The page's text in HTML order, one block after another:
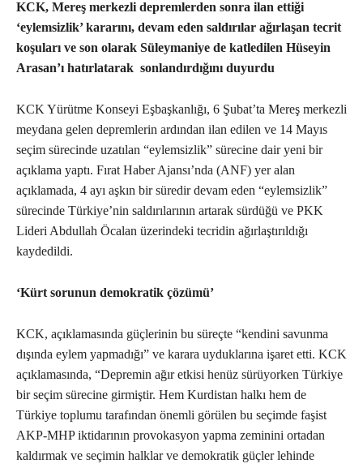
KCK, Mereş merkezli depremlerden sonra ilan ettiği
‘eylemsizlik’ kararını, devam eden saldırılar ağırlaşan tecrit
koşuları ve son olarak Süleymaniye de katledilen Hüseyin
Arasan’ı hatırlatarak sonlandırdığını duyurdu
KCK Yürütme Konseyi Eşbaşkanlığı, 6 Şubat’ta Mereş merkezli
meydana gelen depremlerin ardından ilan edilen ve 14 Mayıs
seçim sürecinde uzatılan “eylemsizlik” sürecine dair yeni bir
açıklama yaptı. Fırat Haber Ajansı’nda (ANF) yer alan
açıklamada, 4 ayı aşkın bir süredir devam eden “eylemsizlik”
sürecinde Türkiye’nin saldırılarının artarak sürdüğü ve PKK
Lideri Abdullah Öcalan üzerindeki tecridin ağırlaştırıldığı
kaydedildi.
‘Kürt sorunun demokratik çözümü’
KCK, açıklamasında güçlerinin bu süreçte “kendini savunma
dışında eylem yapmadığı” ve karara uyduklarına işaret etti. KCK
açıklamasında, “Depremin ağır etkisi henüz sürüyorken Türkiye
bir seçim sürecine girmiştir. Hem Kurdistan halkı hem de
Türkiye toplumu tarafından önemli görülen bu seçimde faşist
AKP-MHP iktidarının provokasyon yapma zeminini ortadan
kaldırmak ve seçimin halklar ve demokratik güçler lehinde